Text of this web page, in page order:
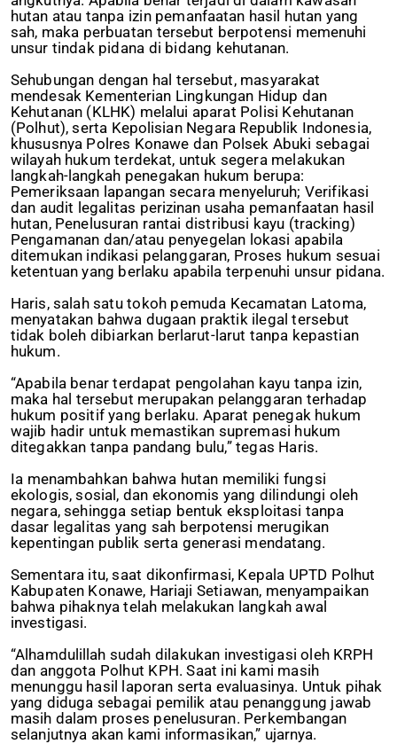
hutan atau tanpa izin pemanfaatan hasil hutan yang
sah, maka perbuatan tersebut berpotensi memenuhi
unsur tindak pidana di bidang kehutanan.
Sehubungan dengan hal tersebut, masyarakat
mendesak Kementerian Lingkungan Hidup dan
Kehutanan (KLHK) melalui aparat Polisi Kehutanan
(Polhut), serta Kepolisian Negara Republik Indonesia,
khususnya Polres Konawe dan Polsek Abuki sebagai
wilayah hukum terdekat, untuk segera melakukan
langkah-langkah penegakan hukum berupa:
Pemeriksaan lapangan secara menyeluruh; Verifikasi
dan audit legalitas perizinan usaha pemanfaatan hasil
hutan, Penelusuran rantai distribusi kayu (tracking)
Pengamanan dan/atau penyegelan lokasi apabila
ditemukan indikasi pelanggaran, Proses hukum sesuai
ketentuan yang berlaku apabila terpenuhi unsur pidana.
Haris, salah satu tokoh pemuda Kecamatan Latoma,
menyatakan bahwa dugaan praktik ilegal tersebut
tidak boleh dibiarkan berlarut-larut tanpa kepastian
hukum.
“Apabila benar terdapat pengolahan kayu tanpa izin,
maka hal tersebut merupakan pelanggaran terhadap
hukum positif yang berlaku. Aparat penegak hukum
wajib hadir untuk memastikan supremasi hukum
ditegakkan tanpa pandang bulu,” tegas Haris.
Ia menambahkan bahwa hutan memiliki fungsi
ekologis, sosial, dan ekonomis yang dilindungi oleh
negara, sehingga setiap bentuk eksploitasi tanpa
dasar legalitas yang sah berpotensi merugikan
kepentingan publik serta generasi mendatang.
Sementara itu, saat dikonfirmasi, Kepala UPTD Polhut
Kabupaten Konawe, Hariaji Setiawan, menyampaikan
bahwa pihaknya telah melakukan langkah awal
investigasi.
“Alhamdulillah sudah dilakukan investigasi oleh KRPH
dan anggota Polhut KPH. Saat ini kami masih
menunggu hasil laporan serta evaluasinya. Untuk pihak
yang diduga sebagai pemilik atau penanggung jawab
masih dalam proses penelusuran. Perkembangan
selanjutnya akan kami informasikan,” ujarnya.